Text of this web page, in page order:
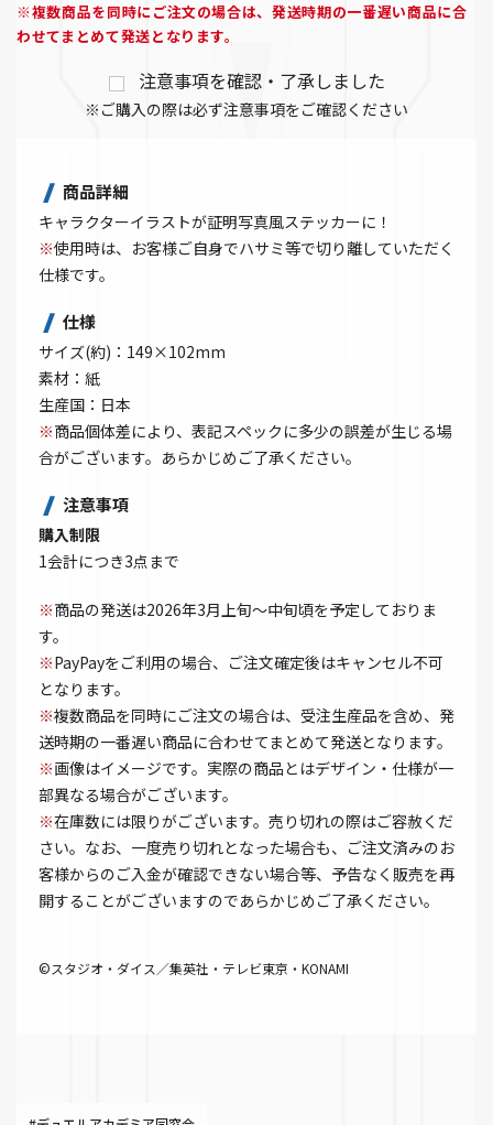
※複数商品を同時にご注文の場合は、発送時期の一番遅い商品に合
わせてまとめて発送となります。
注意事項を確認・了承しました
※ご購入の際は必ず注意事項をご確認ください
商品詳細
キャラクターイラストが証明写真風ステッカーに！
※使用時は、お客様ご自身でハサミ等で切り離していただく
仕様です。
仕様
サイズ(約)：149×102mm
素材：紙
生産国：日本
※商品個体差により、表記スペックに多少の誤差が生じる場
合がございます。あらかじめご了承ください。
注意事項
購入制限
1会計につき3点まで
※商品の発送は2026年3月上旬～中旬頃を予定しておりま
す。
※PayPayをご利用の場合、ご注文確定後はキャンセル不可
となります。
※複数商品を同時にご注文の場合は、受注生産品を含め、発
送時期の一番遅い商品に合わせてまとめて発送となります。
※画像はイメージです。実際の商品とはデザイン・仕様が一
部異なる場合がございます。
※在庫数には限りがございます。売り切れの際はご容赦くだ
さい。なお、一度売り切れとなった場合も、ご注文済みのお
客様からのご入金が確認できない場合等、予告なく販売を再
開することがございますのであらかじめご了承ください。
©スタジオ・ダイス／集英社・テレビ東京・KONAMI